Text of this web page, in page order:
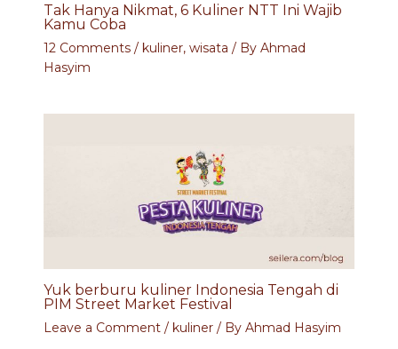
Tak Hanya Nikmat, 6 Kuliner NTT Ini Wajib
Kamu Coba
12 Comments / kuliner, wisata / By Ahmad
Hasyim
Yuk berburu kuliner Indonesia Tengah di
PIM Street Market Festival
Leave a Comment / kuliner/ By Ahmad Hasyim